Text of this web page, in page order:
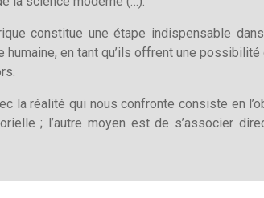
constitue une étape indispensable
humaine, en tant qu’ils offrent une
la réalité qui nous confronte consiste en
; l’autre moyen est de s’associer